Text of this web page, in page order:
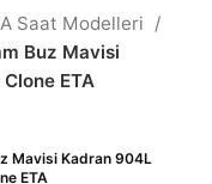
Saat Modelleri
Buz Mavisi
ETA
Mavisi Kadran 904L
ETA